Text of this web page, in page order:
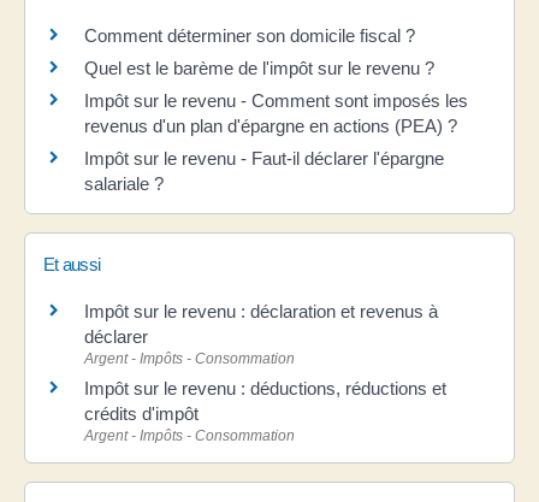
Comment déterminer son domicile fiscal ?
Quel est le barème de l'impôt sur le revenu ?
Impôt sur le revenu - Comment sont imposés les
revenus d'un plan d'épargne en actions (PEA) ?
Impôt sur le revenu - Faut-il déclarer l'épargne
salariale ?
Et aussi
Impôt sur le revenu : déclaration et revenus à
déclarer
Argent - Impôts - Consommation
Impôt sur le revenu : déductions, réductions et
crédits d'impôt
Argent - Impôts - Consommation